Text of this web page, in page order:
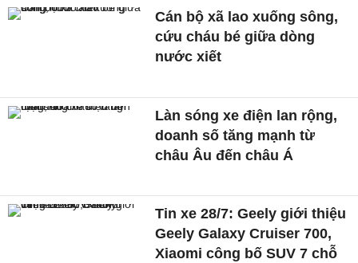
Cán bộ xã lao xuống sông,
cứu cháu bé giữa dòng
nước xiết
Làn sóng xe điện lan rộng,
doanh số tăng mạnh từ
châu Âu đến châu Á
Tin xe 28/7: Geely giới thiệu
Geely Galaxy Cruiser 700,
Xiaomi công bố SUV 7 chỗ